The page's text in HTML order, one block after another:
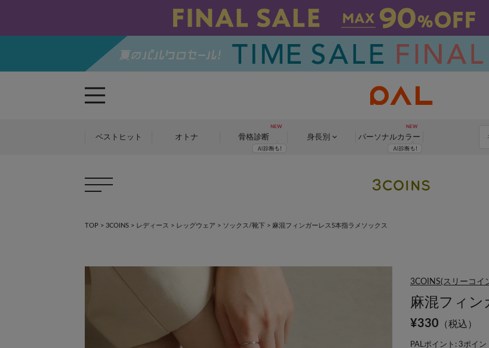
ベストヒット オトナ 骨格診断 身長別 パーソナルカラー
TOP > 3COINS > レディース > レッグウェア > ソックス/靴下 > 麻混フィンガーレス5本指ラメソックス
3COINS(スリーコイ
麻混フィン
¥330 （税込）
PALポイント: 3ポイン